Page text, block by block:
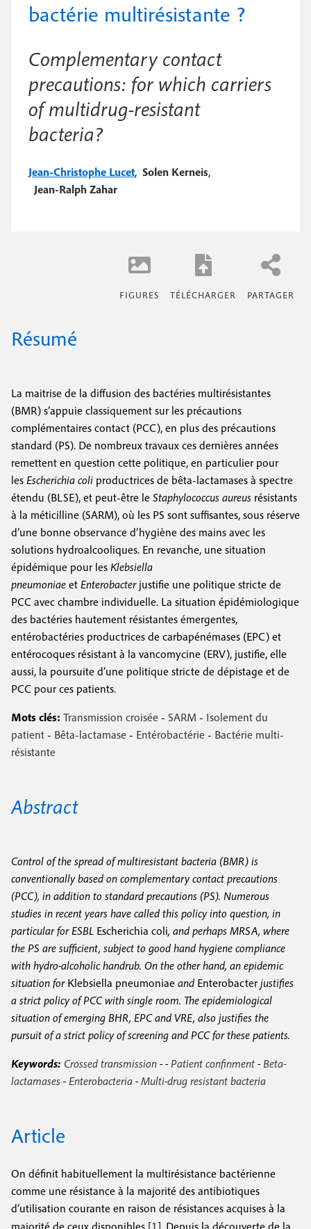
i
n
c
i
p
a
l
e
c
o
n
d
a
r
bactérie multirésistante ?
Complementary contact
precautions: for which carriers
of multidrug-resistant
bacteria?
Jean-Christophe Lucet, Solen Kerneis,
Jean-Ralph Zahar
FIGURES
Résumé
La maitrise de la diffusion des bactéries multirésistantes
(BMR) s’appuie classiquement sur les précautions
complémentaires contact (PCC), en plus des précautions
standard (PS). De nombreux travaux ces dernières années
remettent en question cette politique, en particulier pour
les Escherichia coli productrices de bêta-lactamases à spectre
étendu (BLSE), et peut-être le Staphylococcus aureus résistants
à la méticilline (SARM), où les PS sont suffisantes, sous réserve
d’une bonne observance d’hygiène des mains avec les
solutions hydroalcooliques. En revanche, une situation
épidémique pour les Klebsiella
pneumoniae et Enterobacter justifie une politique stricte de
PCC avec chambre individuelle. La situation épidémiologique
des bactéries hautement résistantes émergentes,
entérobactéries productrices de carbapénémases (EPC) et
entérocoques résistant à la vancomycine (ERV), justifie, elle
aussi, la poursuite d’une politique stricte de dépistage et de
PCC pour ces patients.
Mots clés: Transmission croisée - SARM - Isolement du
patient - Bêta-lactamase - Entérobactérie - Bactérie multi-
résistante
Abstract
Control of the spread of multiresistant bacteria (BMR) is
conventionally based on complementary contact precautions
(PCC), in addition to standard precautions (PS). Numerous
studies in recent years have called this policy into question, in
particular for ESBL Escherichia coli, and perhaps MRSA, where
the PS are sufficient, subject to good hand hygiene compliance
with hydro-alcoholic handrub. On the other hand, an epidemic
situation for Klebsiella pneumoniae and Enterobacterjustifies
a strict policy of PCC with single room. The epidemiological
situation of emerging BHR, EPC and VRE, also justifies the
pursuit of a strict policy of screening and PCC for these patients.
Keywords: Crossed transmission - - Patient confinment - Beta-
lactamases - Enterobacteria - Multi-drug resistant bacteria
Article
On définit habituellement la multirésistance bactérienne
comme une résistance à la majorité des antibiotiques
d’utilisation courante en raison de résistances acquises à la
majorité de ceux disponibles [ ]. Depuis la découverte de la